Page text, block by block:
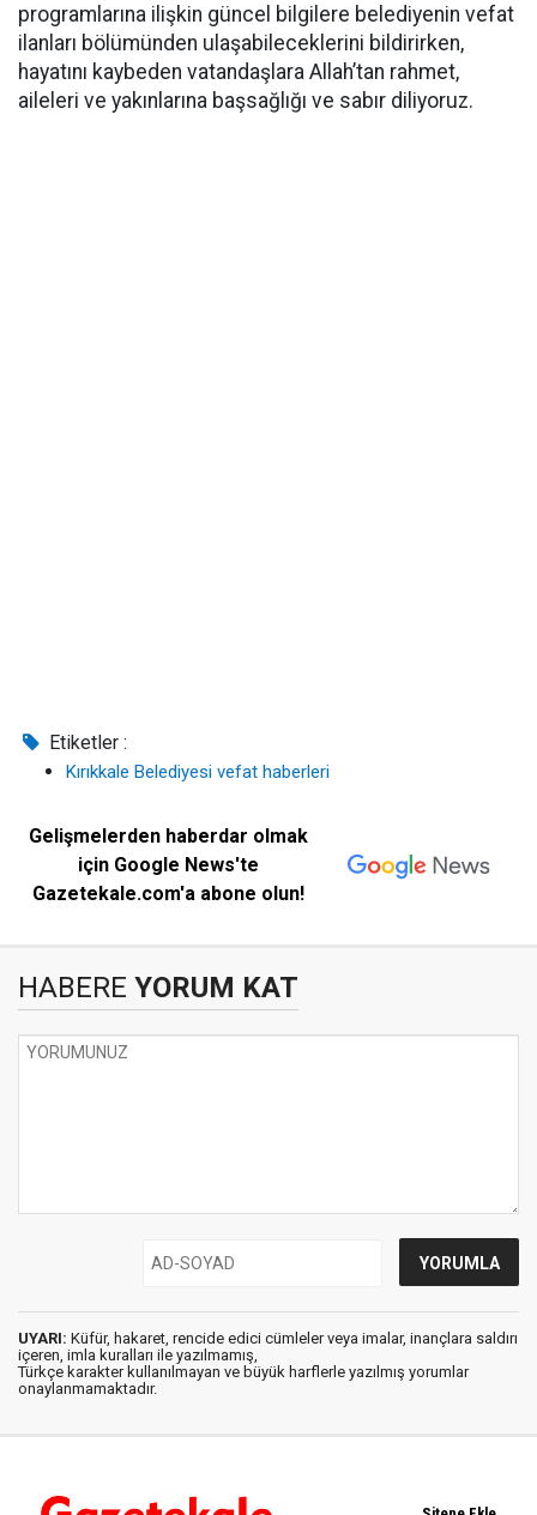
programlarına ilişkin güncel bilgilere belediyenin vefat
ilanları bölümünden ulaşabileceklerini bildirirken,
hayatını kaybeden vatandaşlara Allah’tan rahmet,
aileleri ve yakınlarına başsağlığı ve sabır diliyoruz.
Etiketler :
Kırıkkale Belediyesi vefat haberleri
Gelişmelerden haberdar olmak
için Google News'te
Gazetekale.com'a abone olun!
HABERE YORUM KAT
UYARI: Küfür, hakaret, rencide edici cümleler veya imalar, inançlara saldırı
içeren, imla kuralları ile yazılmamış,
Türkçe karakter kullanılmayan ve büyük harflerle yazılmış yorumlar
onaylanmamaktadır.